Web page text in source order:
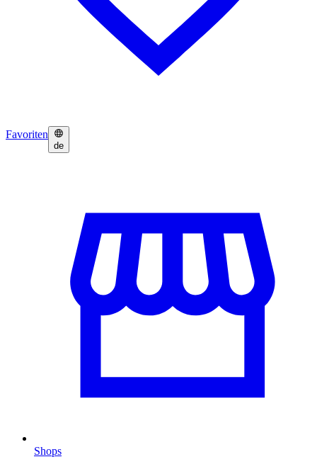
Favoriten
de
Shops